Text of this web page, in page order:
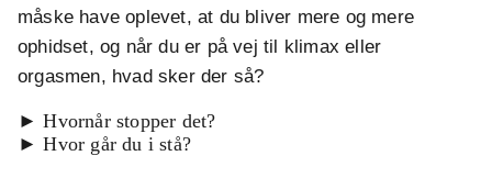
måske have oplevet, at du bliver mere og mere
ophidset, og når du er på vej til klimax eller
orgasmen, hvad sker der så?
► Hvornår stopper det?
► Hvor går du i stå?